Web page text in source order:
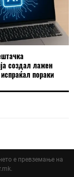
создал лажен
пораки
е превземање на